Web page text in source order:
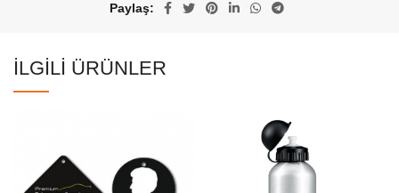
Paylaş
İLGILI ÜRÜNLER